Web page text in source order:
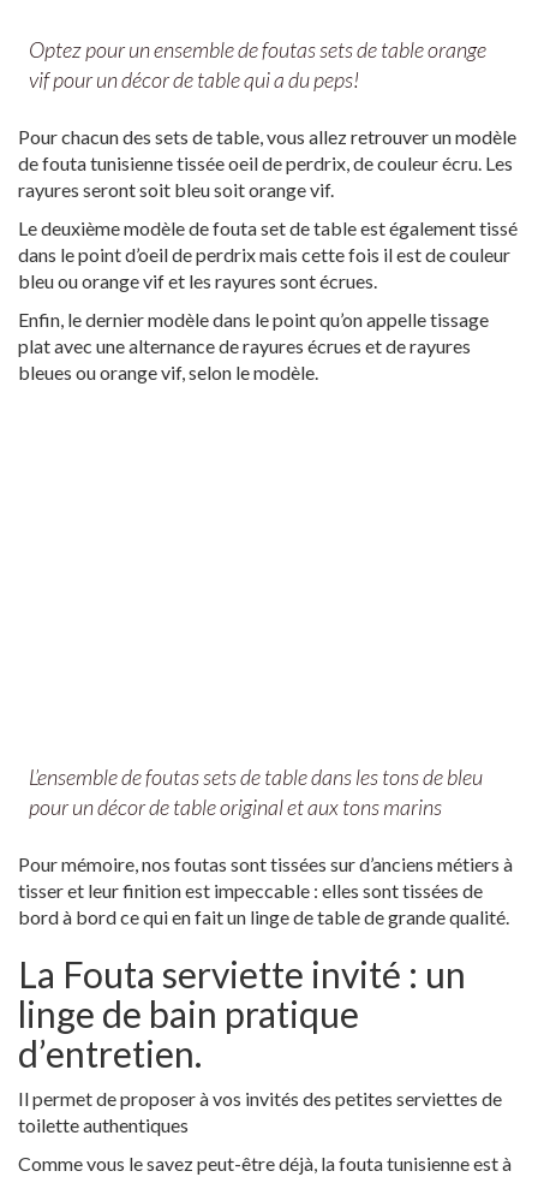
Optez pour un ensemble de foutas sets de table orange
vif pour un décor de table qui a du peps!
Pour chacun des sets de table, vous allez retrouver un modèle
de fouta tunisienne tissée oeil de perdrix, de couleur écru. Les
rayures seront soit bleu soit orange vif.
Le deuxième modèle de fouta set de table est également tissé
dans le point d’oeil de perdrix mais cette fois il est de couleur
bleu ou orange vif et les rayures sont écrues.
Enfin, le dernier modèle dans le point qu’on appelle tissage
plat avec une alternance de rayures écrues et de rayures
bleues ou orange vif, selon le modèle.
L’ensemble de foutas sets de table dans les tons de bleu
pour un décor de table original et aux tons marins
Pour mémoire, nos foutas sont tissées sur d’anciens métiers à
tisser et leur finition est impeccable : elles sont tissées de
bord à bord ce qui en fait un linge de table de grande qualité.
La Fouta serviette invité : un
linge de bain pratique
d’entretien.
Il permet de proposer à vos invités des petites serviettes de
toilette authentiques
Comme vous le savez peut-être déjà, la fouta tunisienne est à